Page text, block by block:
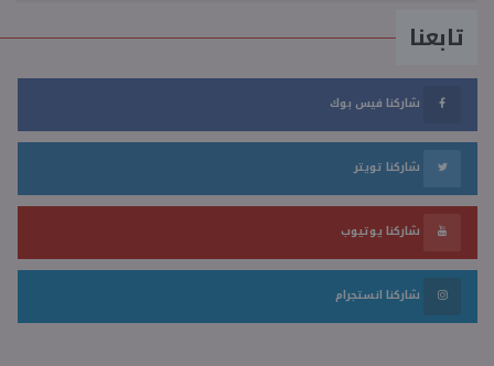
تابعنا
شاركنا فيس بوك
شاركنا تويتر
شاركنا يوتيوب
شاركنا انستجرام